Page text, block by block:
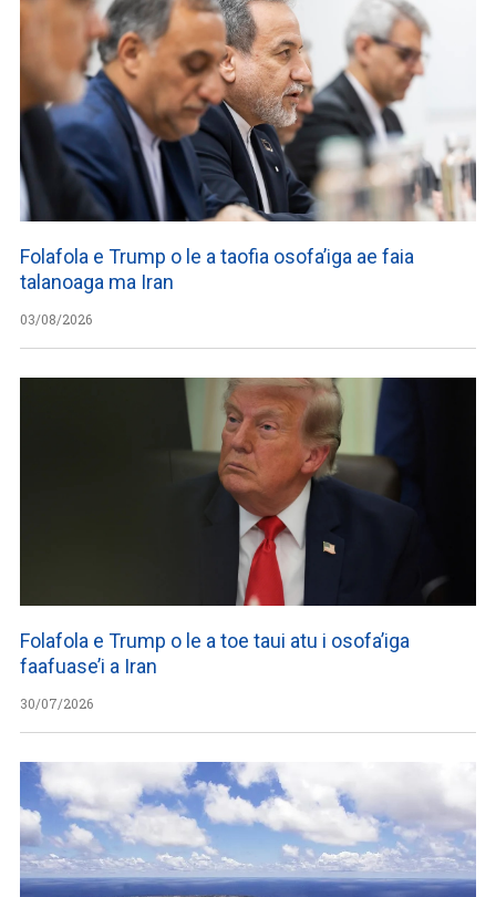
Folafola e Trump o le a taofia osofa’iga ae faia
talanoaga ma Iran
03/08/2026
Folafola e Trump o le a toe taui atu i osofa’iga
faafuase’i a Iran
30/07/2026